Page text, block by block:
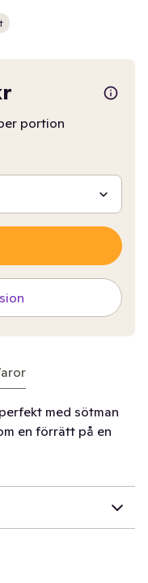
portion
med sötman
en förrätt på en